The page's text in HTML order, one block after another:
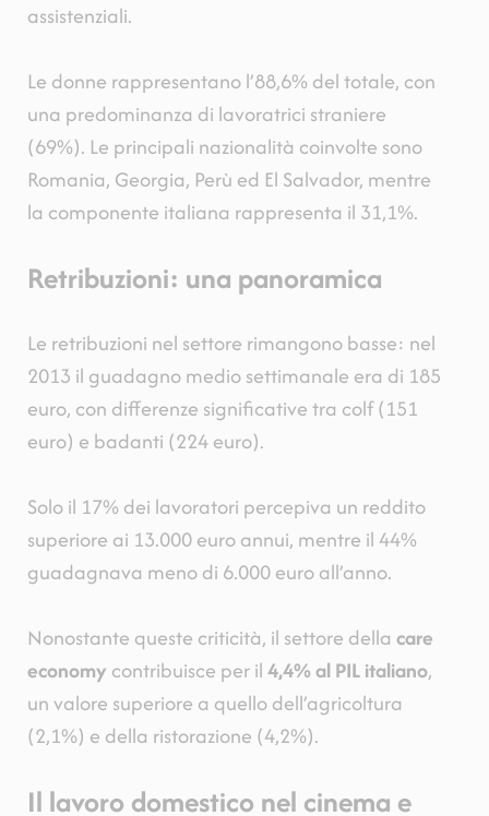
assistenziali.
Le donne rappresentano l’88,6% del totale, con
una predominanza di lavoratrici straniere
(69%). Le principali nazionalità coinvolte sono
Romania, Georgia, Perù ed El Salvador, mentre
la componente italiana rappresenta il 31,1%.
Retribuzioni: una panoramica
Le retribuzioni nel settore rimangono basse: nel
2013 il guadagno medio settimanale era di 185
euro, con differenze significative tra colf (151
euro) e badanti (224 euro).
Solo il 17% dei lavoratori percepiva un reddito
superiore ai 13.000 euro annui, mentre il 44%
guadagnava meno di 6.000 euro all’anno.
Nonostante queste criticità, il settore della care
economy contribuisce per il4,4% al PIL italiano,
un valore superiore a quello dell’agricoltura
(2,1%) e della ristorazione (4,2%).
Il lavoro domestico nel cinema e